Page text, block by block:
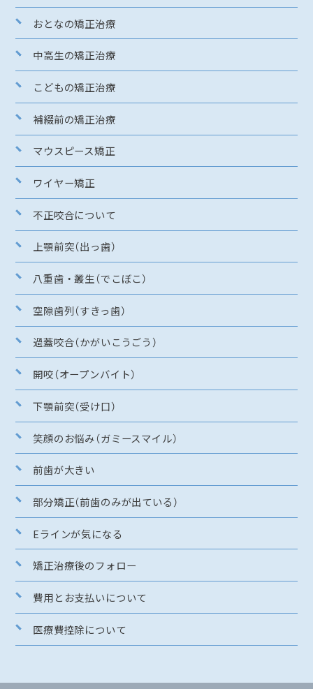
おとなの矯正治療
中高生の矯正治療
こどもの矯正治療
補綴前の矯正治療
マウスピース矯正
ワイヤー矯正
不正咬合について
上顎前突（出っ歯）
八重歯・叢生（でこぼこ）
空隙歯列（すきっ歯）
過蓋咬合（かがいこうごう）
開咬（オープンバイト）
下顎前突（受け口）
笑顔のお悩み（ガミースマイル）
前歯が大きい
部分矯正（前歯のみが出ている）
Eラインが気になる
矯正治療後のフォロー
費用とお支払いについて
医療費控除について